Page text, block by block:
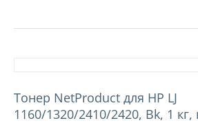
Тонер NetProduct для HP LJ
1160/1320/2410/2420, Bk, 1 кг,